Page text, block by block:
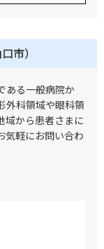
市）
ある一般病院か
外科領域や眼科領
域から患者さまに
気軽にお問い合わ